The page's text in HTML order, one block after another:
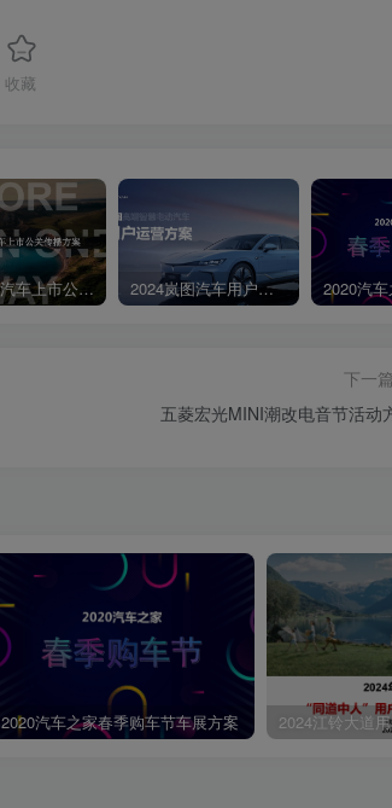
收藏
江铃皮卡汽车上市公关传播策划案 2024岚图汽车用户运营方案
下一
五菱宏光MINI潮改电音节活动
2020汽车之家春季购车节车展方案 2024江铃大道